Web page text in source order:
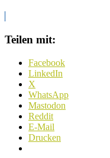
Teilen mit:
Facebook
LinkedIn
X
WhatsApp
Mastodon
Reddit
E-Mail
Drucken